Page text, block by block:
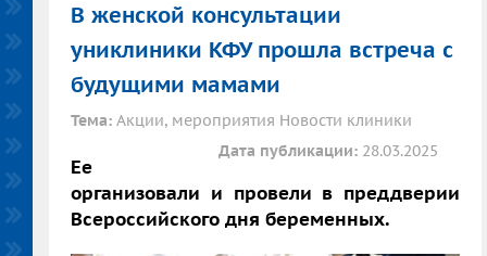
В женской консультации
униклиники КФУ прошла встреча с
будущими мамами
Тема: Акции, мероприятия Новости клиники
Дата публикации: 28.03.2025
Ее
организовали и провели в преддверии
Всероссийского дня беременных.